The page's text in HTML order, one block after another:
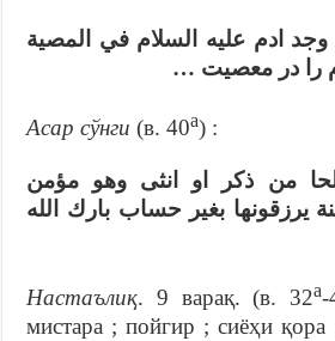
ادم عليه السلام في المصية
را در معصيت …
Асар сўнги (в. 40а) :
من ذكر او انثى وهو مؤمن
يرزقونها بغير حساب بارك الله
Настаълиқ. 9 варақ. (в. 32а-
мистара ; пойгир ; сиёҳи